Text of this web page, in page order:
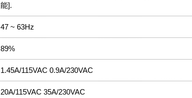
能].
47 ~ 63Hz
89%
1.45A/115VAC 0.9A/230VAC
20A/115VAC 35A/230VAC